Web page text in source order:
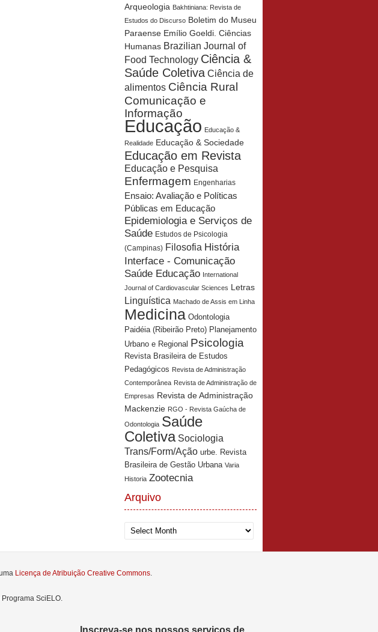
Arqueologia Bakhtiniana: Revista de
Estudos do Discurso Boletim do Museu
Paraense Emílio Goeldi. Ciências
Humanas Brazilian Journal of
Food Technology Ciência &
Saúde Coletiva Ciência de
alimentos Ciência Rural
Comunicação e
Informação
Educação Educação &
Realidade Educação & Sociedade
Educação em Revista
Educação e Pesquisa
Enfermagem Engenharias
Ensaio: Avaliação e Políticas
Públicas em Educação
Epidemiologia e Serviços de
Saúde Estudos de Psicologia
(Campinas) Filosofia História
Interface - Comunicação
Saúde Educação International
Journal of Cardiovascular Sciences Letras
Linguística Machado de Assis em Linha
Medicina Odontologia
Paidéia (Ribeirão Preto) Planejamento
Urbano e Regional Psicologia
Revista Brasileira de Estudos
Pedagógicos Revista de Administração
Contemporânea Revista de Administração de
Empresas Revista de Administração
Mackenzie RGO - Revista Gaúcha de
Odontologia Saúde
Coletiva Sociologia
Trans/Form/Ação urbe. Revista
Brasileira de Gestão Urbana Varia
Historia Zootecnia
Arquivo
Arquivo
Licença de Atribuição Creative Commons.
SciELO.
Inscreva-se nos nossos serviços de